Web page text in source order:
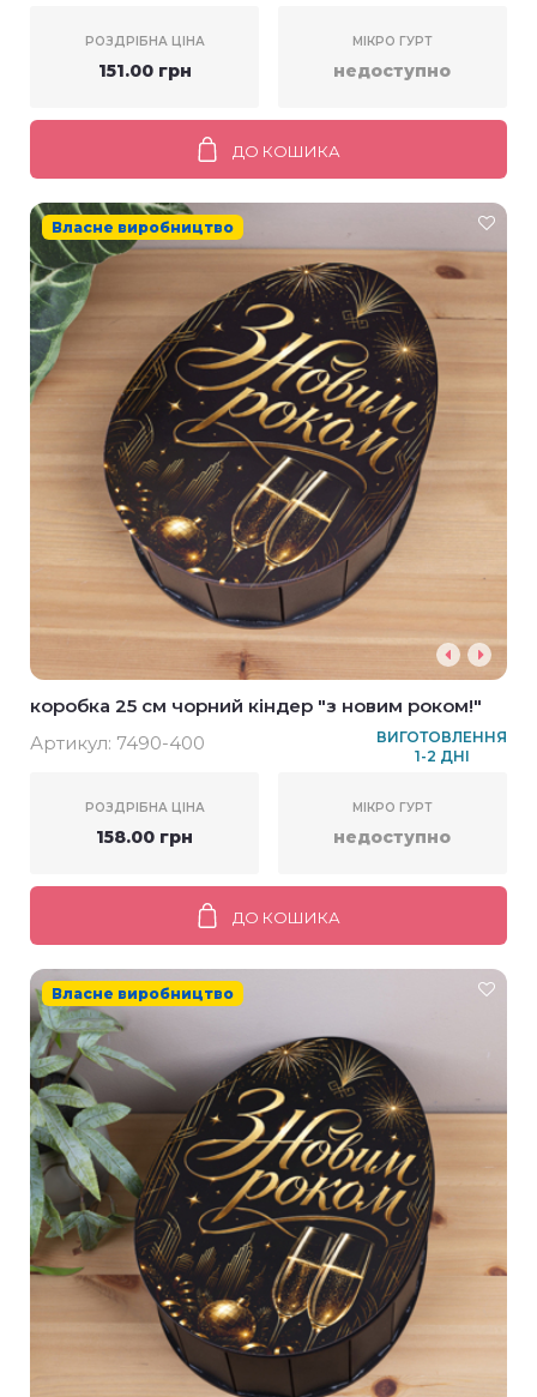
РОЗДРІБНА ЦІНА
151.00 грн
МІКРО ГУРТ
недоступно
ДО КОШИКА
Власне виробництво
коробка 25 см чорний кіндер "з новим роком!"
Артикул: 7490-400
ВИГОТОВЛЕННЯ
1-2 ДНІ
РОЗДРІБНА ЦІНА
158.00 грн
МІКРО ГУРТ
недоступно
ДО КОШИКА
Власне виробництво